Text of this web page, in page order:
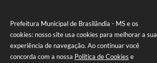
Prefeitura Municipal de Brasilândia - MS e os
cookies: nosso site usa cookies para melhorar a sua
experiência de navegação. Ao continuar você
concorda com a nossa Política de Cookies e